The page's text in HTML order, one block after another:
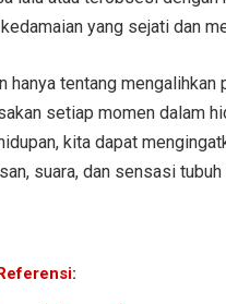
yang sejati dan
hanya tentang
setiap momen dalam
kita dapat
suara, dan sensasi
: